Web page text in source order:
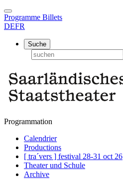
Programme Billets
DEFR
Suche
Programmation
Calendrier
Productions
[ tra´vers ] festival 28-31 oct 26
Theater und Schule
Archive